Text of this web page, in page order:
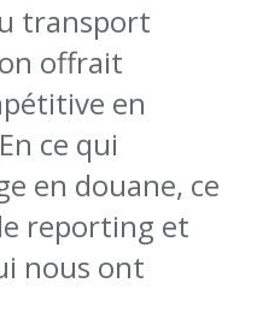
transport
offrait
en
ce qui
en douane, ce
reporting et
nous ont